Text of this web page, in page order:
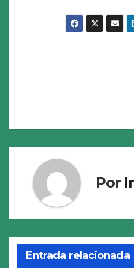
Por
Entrada relacionada